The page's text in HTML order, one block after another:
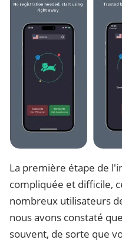
La première étape de
compliquée et difficile,
nombreux utilisateurs
nous avons constaté
souvent, de sorte que